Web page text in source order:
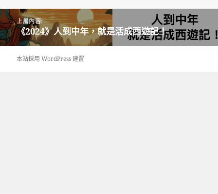
日
期:
尺
寸
文
章
導
上層內容:
《2024》人到中年，就是活成西遊記！
本站採用 WordPress 建置